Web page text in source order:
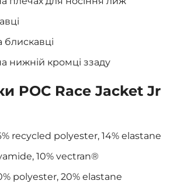
нижній кромці ззаду
POC Race Jacket Jr
recycled polyester, 14% elastane
10% vectran®
polyester, 20% elastane